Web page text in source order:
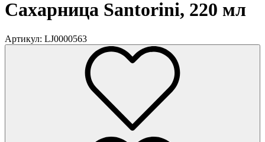
Сахарница Santorini, 220 мл
Артикул: LJ0000563